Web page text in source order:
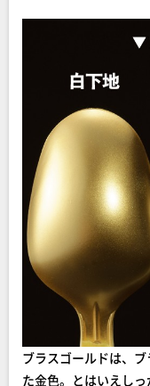
ブラスゴールドは、
た金色。とはいえし